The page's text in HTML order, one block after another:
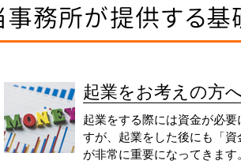
事務所が提供する基
起業をお考えの方
起業をする際には資金が必要
すが、起業をした後にも「資
が非常に重要になってきます